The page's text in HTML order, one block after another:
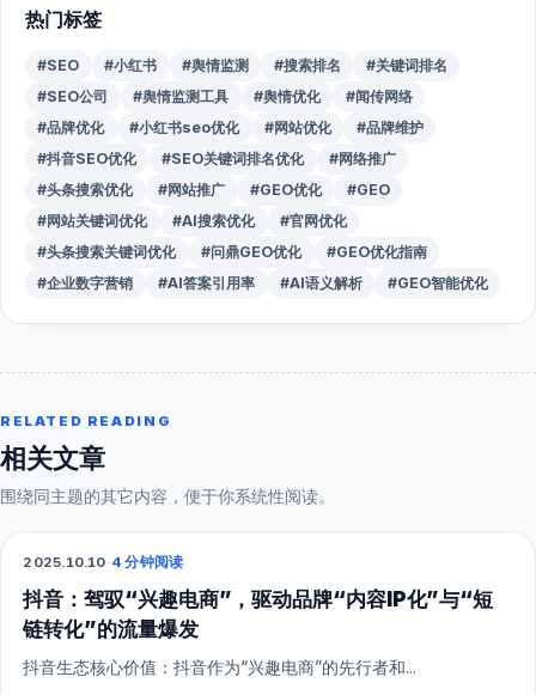
热门标签
#SEO #小红书 #舆情监测 #搜索排名
#关键词排名
#SEO公司
#舆情监测工具 #舆情优化
#闻传网络
#品牌优化
#小红书seo优化 #网站优化
#品牌维护
#抖音SEO优化
#SEO关键词排名优化
#网络推广
#头条搜索优化
#网站推广 #GEO优化
#GEO
#网站关键词优化
#AI搜索优化
#官网优化
#头条搜索关键词优化
#问鼎GEO优化
#GEO优化指南
#企业数字营销
#AI答案引用率 #AI语义解析 #GEO智能优化
RELATED READING
相关文章
围绕同主题的其它内容，便于你系统性阅读。
抖音短视频
2025.10.10·4 分钟阅读
抖音：驾驭“兴趣电商”，驱动品牌“内容IP化”与“短
链转化”的流量爆发
抖音生态核心价值：抖音作为“兴趣电商”的先行者和...